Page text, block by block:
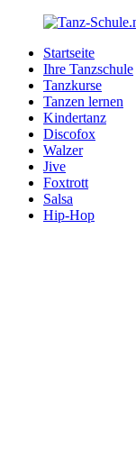
Zurück
Inhalt
Tanz-
Schule.net
Ihre
Tanzschule
Internet
Startseite
Ihre Tanzschule
Tanzkurse
Tanzen lernen
Kindertanz
Discofox
Walzer
Jive
Foxtrott
Salsa
Hip-Hop